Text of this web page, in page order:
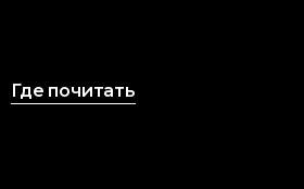
Где почитать